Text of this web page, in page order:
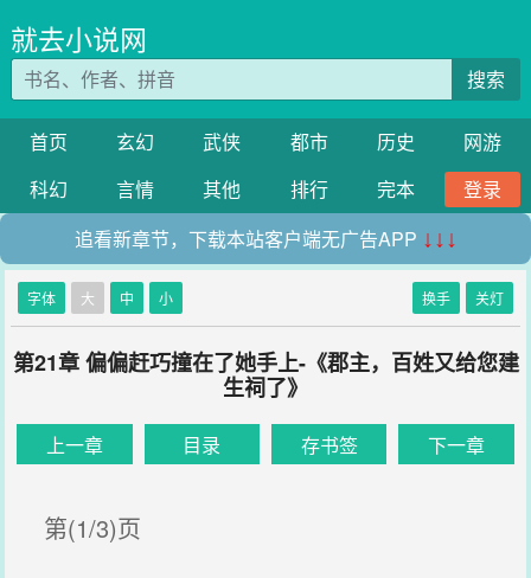
就去小说网
搜索
首页 玄幻 武侠 都市 历史
网游
科幻
言情 其他 排行 完本
登录
追看新章节，下载本站客户端无广告APP ↓↓↓
字体 大 中 小 换手 关灯
第21章 偏偏赶巧撞在了她手上-《郡主，百姓又给您建
生祠了》
上一章 目录 存书签 下一章
第(1/3)页